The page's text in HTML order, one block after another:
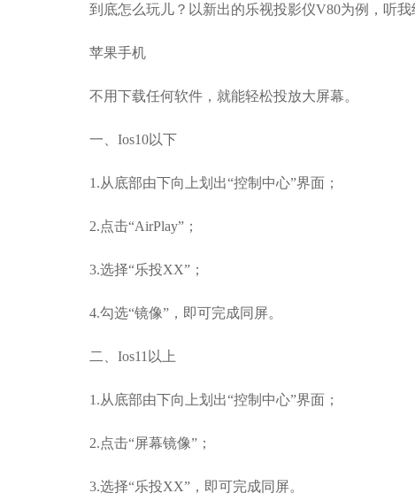
到底怎么玩儿？以新出的乐视投影仪V80为例，听我
苹果手机
不用下载任何软件，就能轻松投放大屏幕。
一、Ios10以下
1.从底部由下向上划出“控制中心”界面；
2.点击“AirPlay”；
3.选择“乐投XX”；
4.勾选“镜像”，即可完成同屏。
二、Ios11以上
1.从底部由下向上划出“控制中心”界面；
2.点击“屏幕镜像”；
3.选择“乐投XX”，即可完成同屏。